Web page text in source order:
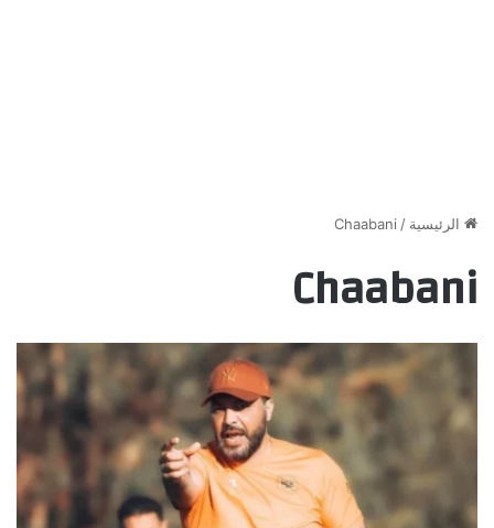
الرئيسية /
Chaabani
Chaabani